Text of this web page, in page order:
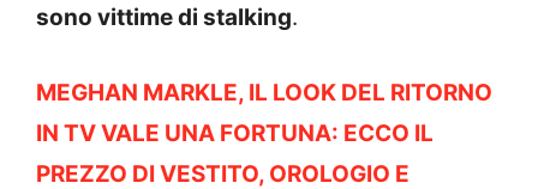
sono vittime di stalking.
MEGHAN MARKLE, IL LOOK DEL RITORNO
IN TV VALE UNA FORTUNA: ECCO IL
PREZZO DI VESTITO, OROLOGIO E